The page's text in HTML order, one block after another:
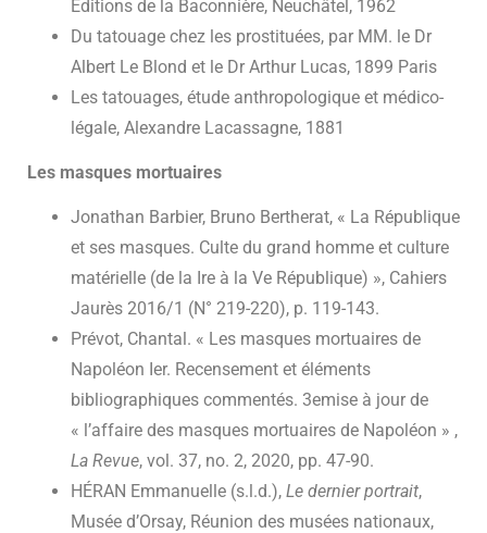
Editions de la Baconnière, Neuchâtel, 1962
Du tatouage chez les prostituées, par MM. le Dr
Albert Le Blond et le Dr Arthur Lucas, 1899 Paris
Les tatouages, étude anthropologique et médico-
légale, Alexandre Lacassagne, 1881
Les masques mortuaires
Jonathan Barbier, Bruno Bertherat, « La République
et ses masques. Culte du grand homme et culture
matérielle (de la Ire à la Ve République) », Cahiers
Jaurès 2016/1 (N° 219-220), p. 119-143.
Prévot, Chantal. « Les masques mortuaires de
Napoléon Ier. Recensement et éléments
bibliographiques commentés. 3emise à jour de
« l’affaire des masques mortuaires de Napoléon » ,
La Revue, vol. 37, no. 2, 2020, pp. 47-90.
HÉRAN Emmanuelle (s.l.d.), Le dernier portrait,
Musée d’Orsay, Réunion des musées nationaux,